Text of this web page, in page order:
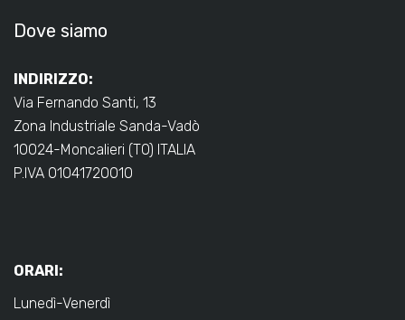
Dove siamo
INDIRIZZO:
Via Fernando Santi, 13
Zona Industriale Sanda-Vadò
10024-Moncalieri (TO) ITALIA
P.IVA 01041720010
ORARI:
Lunedì-Venerdì